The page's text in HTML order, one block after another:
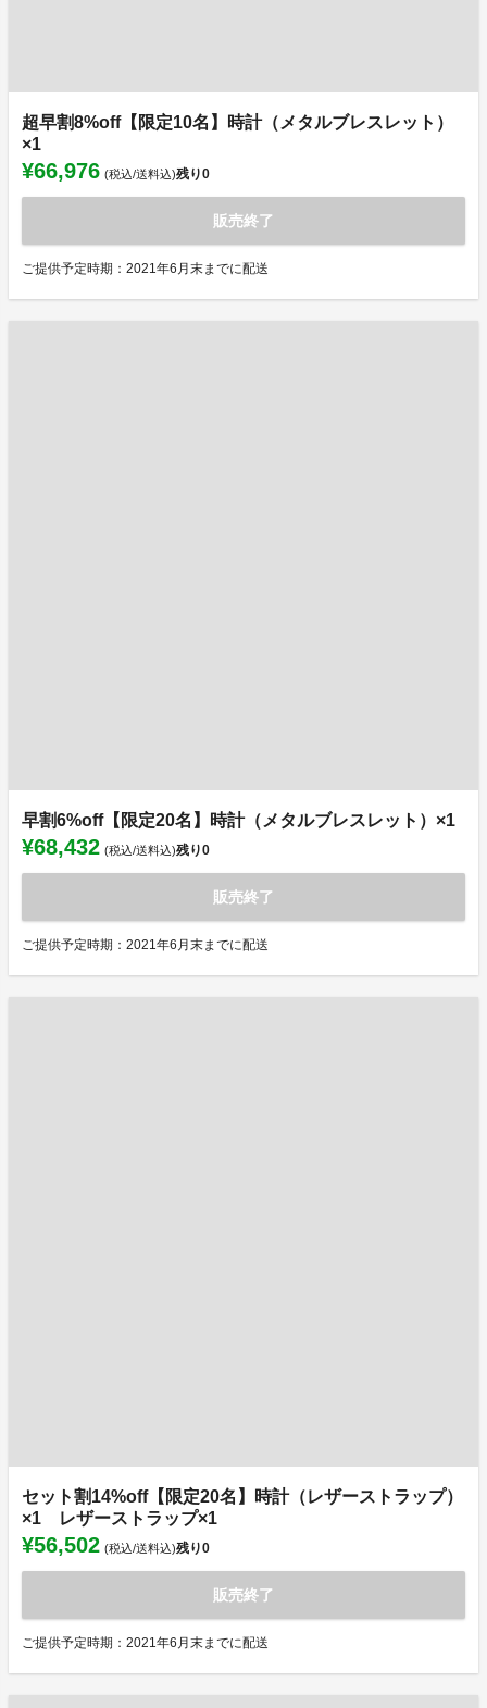
超早割8%off【限定10名】時計（メタルブレスレット）
×1
¥66,976 (税込/送料込)残り0
販売終了
ご提供予定時期：2021年6月末までに配送
早割6%off【限定20名】時計（メタルブレスレット）×1
¥68,432 (税込/送料込)残り0
販売終了
ご提供予定時期：2021年6月末までに配送
セット割14%off【限定20名】時計（レザーストラップ）
×1 レザーストラップ×1
¥56,502 (税込/送料込)残り0
販売終了
ご提供予定時期：2021年6月末までに配送